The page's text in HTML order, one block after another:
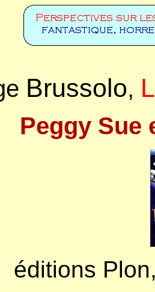
Brussolo,
Peggy Sue
éditions